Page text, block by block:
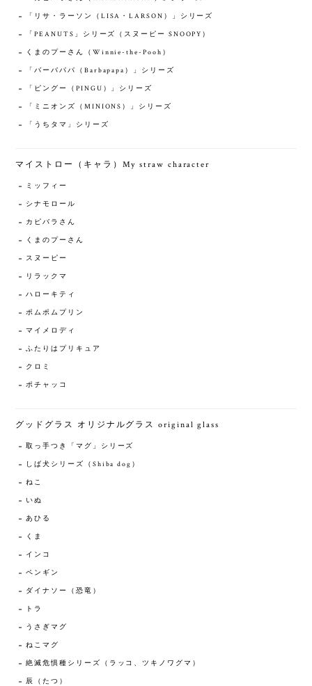
「リサ・ラーソン（LISA・LARSON）」シリーズ
「PEANUTS」シリーズ（スヌーピー SNOOPY）
くまのプーさん（Winnie-the-Pooh）
「バーバパパ（Barbapapa）」シリーズ
「ピングー（PINGU）」シリーズ
「ミニオンズ（MINIONS）」シリーズ
「うちタマ」シリーズ
マイストロー（キャラ）My straw character
ミッフィー
シナモロール
カピバラさん
くまのプーさん
スヌーピー
リラックマ
ハローキティ
ポムポムプリン
マイメロディ
ふたりはプリキュア
クロミ
ポチャッコ
グッドグラス オリジナルグラス original glass
取っ手つき「マグ」シリーズ
しば犬シリーズ（Shiba dog）
ねこ
いぬ
あひる
くま
インコ
ペンギン
ダイナソー（恐竜）
トラ
うさぎマグ
ねこマグ
絶滅危惧種シリーズ（ラッコ、ツキノワグマ）
辰（たつ）